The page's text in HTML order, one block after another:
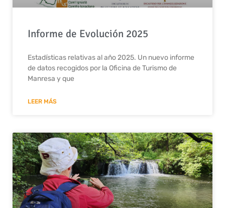
Informe de Evolución 2025
Estadísticas relativas al año 2025. Un nuevo informe
de datos recogidos por la Oficina de Turismo de
Manresa y que
LEER MÁS